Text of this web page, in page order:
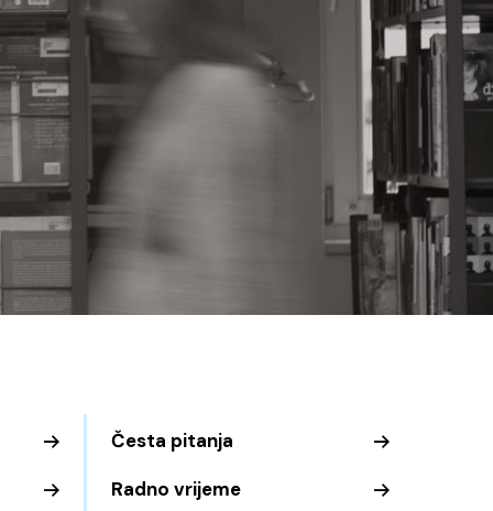
Česta pitanja
Radno vrijeme